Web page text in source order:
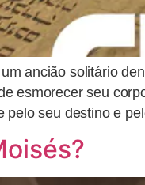
ancião solitário
esmorecer seu
pelo seu destino e